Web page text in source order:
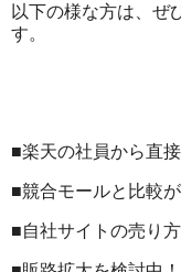
以下の様な方は、ぜ
す。
■楽天の社員から直
■競合モールと比較が
■自社サイトの売り